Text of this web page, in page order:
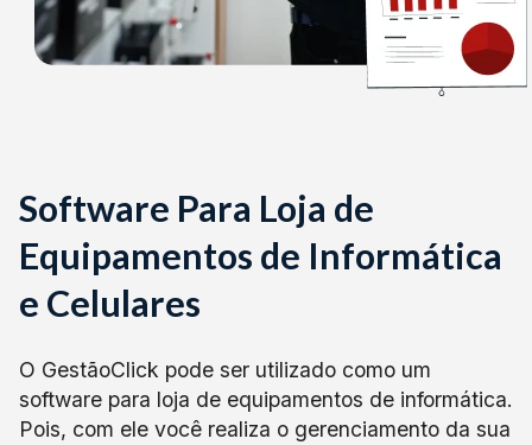
Software Para Loja de
Equipamentos de Informática
e Celulares
O GestãoClick pode ser utilizado como um
software para loja de equipamentos de informática.
Pois, com ele você realiza o gerenciamento da sua